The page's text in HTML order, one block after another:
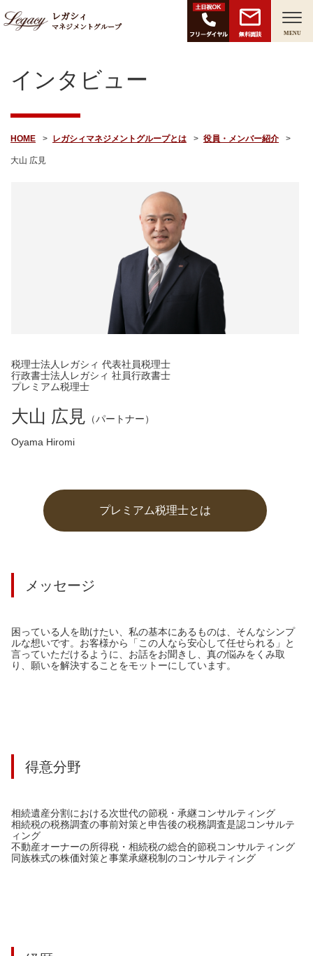
レガシィ
マネジメントグループ
無料面談 MENU
インタビュー
HOME レガシィマネジメントグループとは 役員・メンバー紹介
大山 広見
税理士法人レガシィ 代表社員税理士
行政書士法人レガシィ 社員行政書士
プレミアム税理士
大山 広見 （パートナー）
Oyama Hiromi
プレミアム税理士とは
メッセージ
困っている人を助けたい、私の基本にあるものは、そんなシンプ
ルな想いです。お客様から「この人なら安心して任せられる」と
言っていただけるように、お話をお聞きし、真の悩みをくみ取
り、願いを解決することをモットーにしています。
得意分野
相続遺産分割における次世代の節税・承継コンサルティング
相続税の税務調査の事前対策と申告後の税務調査是認コンサルテ
ィング
不動産オーナーの所得税・相続税の総合的節税コンサルティング
同族株式の株価対策と事業承継税制のコンサルティング